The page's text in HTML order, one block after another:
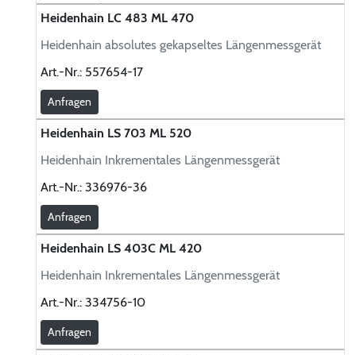
Heidenhain LC 483 ML 470
Heidenhain absolutes gekapseltes Längenmessgerät
Art.-Nr.: 557654-17
Anfragen
Heidenhain LS 703 ML 520
Heidenhain Inkrementales Längenmessgerät
Art.-Nr.: 336976-36
Anfragen
Heidenhain LS 403C ML 420
Heidenhain Inkrementales Längenmessgerät
Art.-Nr.: 334756-10
Anfragen